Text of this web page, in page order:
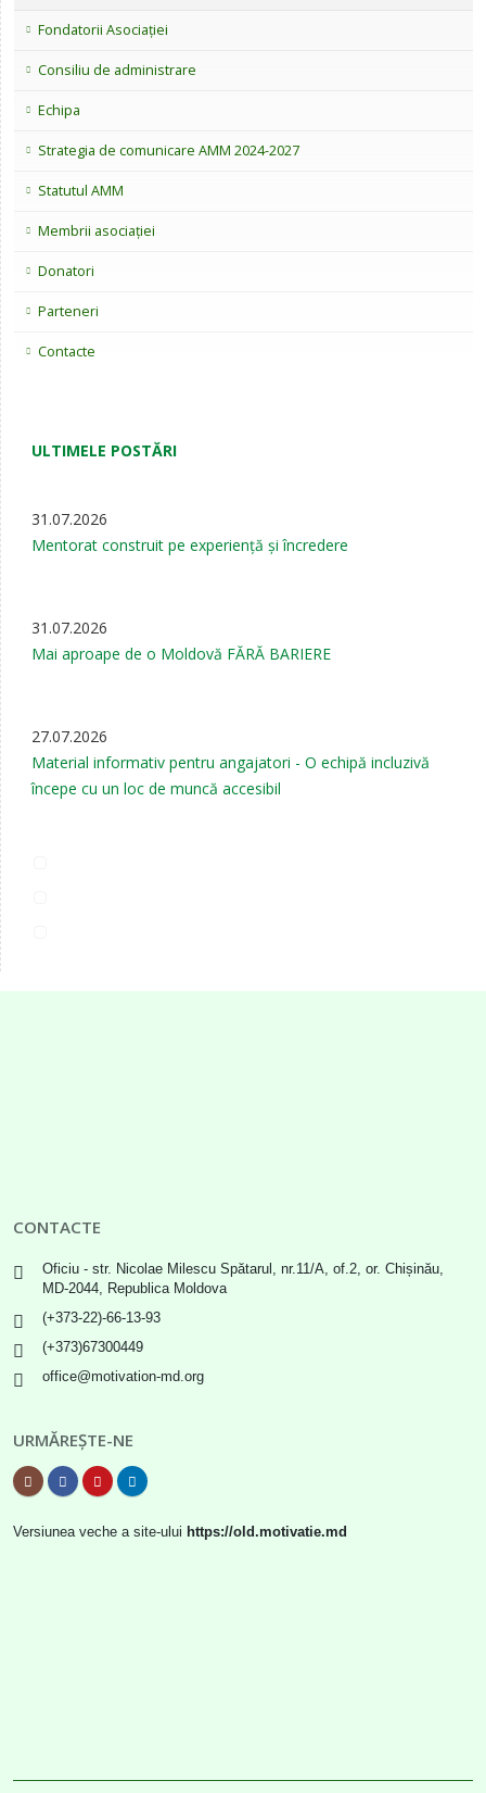
Fondatorii Asociației
Consiliu de administrare
Echipa
Strategia de comunicare AMM 2024-2027
Statutul AMM
Membrii asociației
Donatori
Parteneri
Contacte
ULTIMELE POSTĂRI
31.07.2026
Mentorat construit pe experiență și încredere
31.07.2026
Mai aproape de o Moldovă FĂRĂ BARIERE
27.07.2026
Material informativ pentru angajatori - O echipă incluzivă
începe cu un loc de muncă accesibil
CONTACTE
Oficiu - str. Nicolae Milescu Spătarul, nr.11/A, of.2, or. Chișinău,
MD-2044, Republica Moldova
(+373-22)-66-13-93
(+373)67300449
office@motivation-md.org
URMĂREȘTE-NE
Versiunea veche a site-ului https://old.motivatie.md